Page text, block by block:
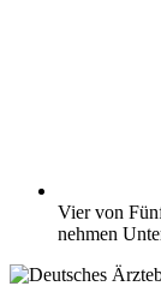
Vier von
nehmen